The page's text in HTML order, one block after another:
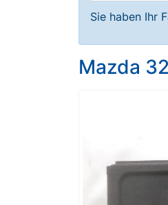
Sie haben Ihr
Mazda